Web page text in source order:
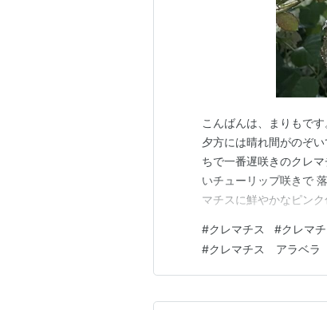
こんばんは、まりもで
夕方には晴れ間がのぞ
ちで一番遅咲きのクレ
いチューリップ咲きで
マチスに鮮やかなピン
開きかけの頃 完全に開
アコレボン」 美しく存
#クレマチス #クレマ
#クレマチス アラベラ